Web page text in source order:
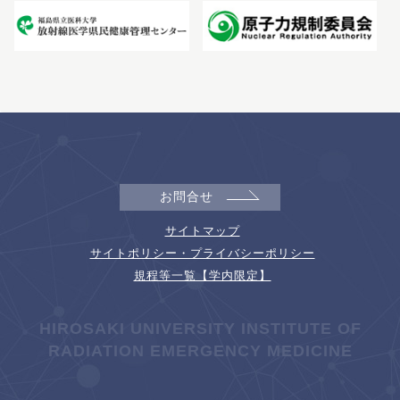
お問合せ
サイトマップ
サイトポリシー・プライバシーポリシー
規程等一覧【学内限定】
HIROSAKI UNIVERSITY INSTITUTE OF
RADIATION EMERGENCY MEDICINE